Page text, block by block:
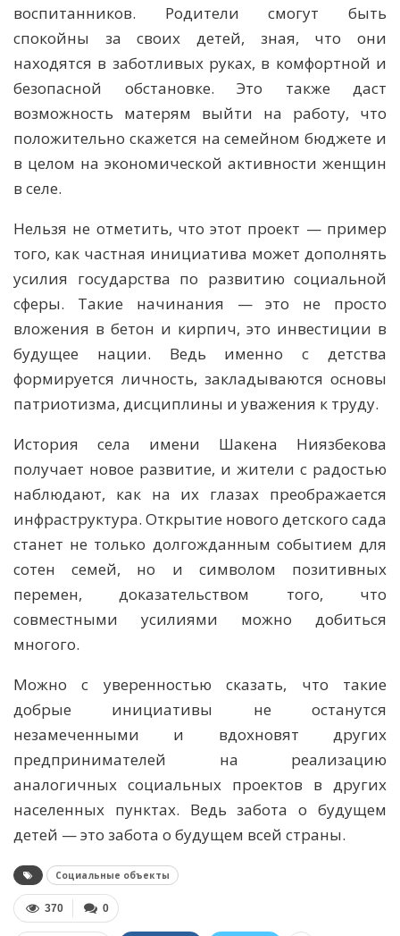
воспитанников. Родители смогут быть
спокойны за своих детей, зная, что они
находятся в заботливых руках, в комфортной и
безопасной обстановке. Это также даст
возможность матерям выйти на работу, что
положительно скажется на семейном бюджете и
в целом на экономической активности женщин
в селе.
Нельзя не отметить, что этот проект — пример
того, как частная инициатива может дополнять
усилия государства по развитию социальной
сферы. Такие начинания — это не просто
вложения в бетон и кирпич, это инвестиции в
будущее нации. Ведь именно с детства
формируется личность, закладываются основы
патриотизма, дисциплины и уважения к труду.
История села имени Шакена Ниязбекова
получает новое развитие, и жители с радостью
наблюдают, как на их глазах преображается
инфраструктура. Открытие нового детского сада
станет не только долгожданным событием для
сотен семей, но и символом позитивных
перемен, доказательством того, что
совместными усилиями можно добиться
многого.
Можно с уверенностью сказать, что такие
добрые инициативы не останутся
незамеченными и вдохновят других
предпринимателей на реализацию
аналогичных социальных проектов в других
населенных пунктах. Ведь забота о будущем
детей — это забота о будущем всей страны.
Социальные объекты
0
370